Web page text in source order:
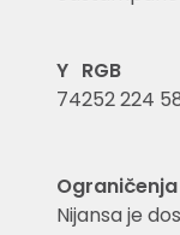
Y
74
RGB
252 224
Nijansa je